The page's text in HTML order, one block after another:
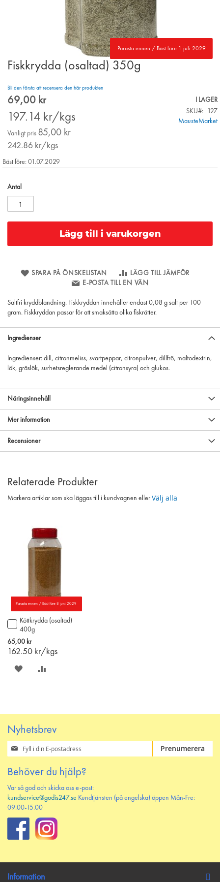
Parasta ennen / Bäst före 1 juli 2029
Skip
of
the
images
gallery
Fiskkrydda (osaltad) 350g
Bli den första att recensera den här produkten
Special
69,00 kr
197.14 kr/kgs
Vanligt pris 85,00 kr
242.86 kr/kgs
I LAGER
SKU
127
MausteMarket
Bäst före: 01.07.2029
Antal
Lägg till i varukorgen
SPARA PÅ ÖNSKELISTAN
LÄGG TILL JÄMFÖR
E-POSTA TILL EN VÄN
Saltfri kryddblandning. Fiskkryddan innehåller endast 0,08 g salt per 100
gram. Fiskkryddan passar för att smaksätta olika fiskrätter.
Ingredienser
Ingredienser: dill, citronmeliss, svartpeppar, citronpulver, dillfrö, maltodextrin,
lök, gräslök, surhetsreglerande medel (citronsyra) och glukos.
Näringsinnehåll
Mer information
Recensioner
Relaterade Produkter
Markera artiklar som ska läggas till i kundvagnen eller Välj alla
Parasta ennen / Bäst före 8 juni 2029
Köttkrydda (osaltad)
400g
65,00 kr
162.50 kr/kgs
Lägg
till
i
varukorgen
SPARA
Nyhetsbrev
Prenumerera
på
nyhetsbrev
Prenumerera
Behöver du hjälp?
Var så god och skicka oss e-post:
kundservice@godis247.se Kundtjänsten (på engelska) öppen Mån-Fre:
09.00-15.00
Information